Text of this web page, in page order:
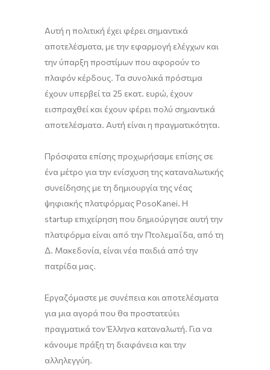
Αυτή η πολιτική έχει φέρει σημαντικά
αποτελέσματα, με την εφαρμογή ελέγχων και
την ύπαρξη προστίμων που αφορούν το
πλαφόν κέρδους. Τα συνολικά πρόστιμα
έχουν υπερβεί τα 25 εκατ. ευρώ, έχουν
εισπραχθεί και έχουν φέρει πολύ σημαντικά
αποτελέσματα. Αυτή είναι η πραγματικότητα.
Πρόσφατα επίσης προχωρήσαμε επίσης σε
ένα μέτρο για την ενίσχυση της καταναλωτικής
συνείδησης με τη δημιουργία της νέας
ψηφιακής πλατφόρμας PosoKanei. Η
startup επιχείρηση που δημιούργησε αυτή την
πλατφόρμα είναι από την Πτολεμαΐδα, από τη
Δ. Μακεδονία, είναι νέα παιδιά από την
πατρίδα μας.
Εργαζόμαστε με συνέπεια και αποτελέσματα
για μια αγορά που θα προστατεύει
πραγματικά τον Έλληνα καταναλωτή. Για να
κάνουμε πράξη τη διαφάνεια και την
αλληλεγγύη.